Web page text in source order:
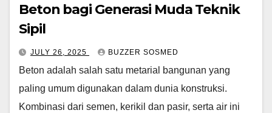
Beton bagi Generasi Muda Teknik
Sipil
JULY 26, 2025 BUZZER SOSMED
Beton adalah salah satu metarial bangunan yang
paling umum digunakan dalam dunia konstruksi.
Kombinasi dari semen, kerikil dan pasir, serta air ini